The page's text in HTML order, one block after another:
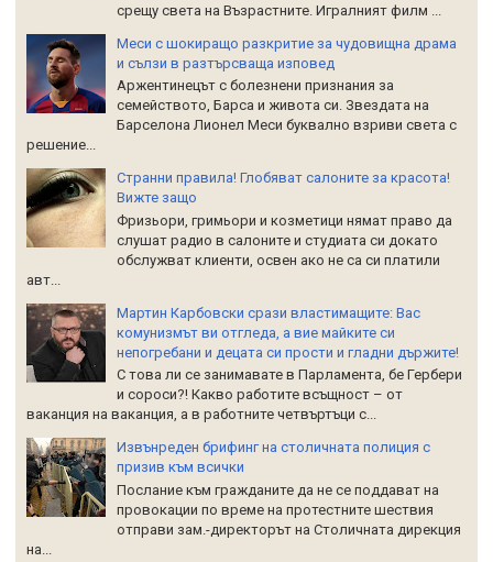
срещу света на Възрастните. Игралният филм ...
Меси с шокиращо разкритие за чудовищна драма
и сълзи в разтърсваща изповед
Аржентинецът с болезнени признания за
семейството, Барса и живота си. Звездата на
Барселона Лионел Меси буквално взриви света с
решение...
Странни правила! Глобяват салоните за красота!
Вижте защо
Фризьори, гримьори и козметици нямат право да
слушат радио в салоните и студиата си докато
обслужват клиенти, освен ако не са си платили
авт...
Мартин Карбовски срази властимащите: Вас
комунизмът ви отгледа, а вие майките си
непогребани и децата си прости и гладни държите!
С това ли се занимавате в Парламента, бе Гербери
и сороси?! Какво работите всъщност – от
ваканция на ваканция, а в работните четвъртъци с...
Извънреден брифинг на столичната полиция с
призив към всички
Послание към гражданите да не се поддават на
провокации по време на протестните шествия
отправи зам.-директорът на Столичната дирекция
на...